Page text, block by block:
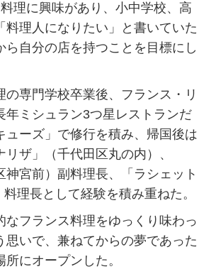
理に興味があり、小中学校、高
料理人になりたい」と書いていた
ら自分の店を持つことを目標にし
専門学校卒業後、フランス・リ
年ミシュラン3つ星レストランだ
ューズ」で修行を積み、帰国後は
リザ」（千代田区丸の内）、
神宮前）副料理長、「ラシェット
理長として経験を積み重ねた。
フランス料理をゆっくり味わっ
思いで、兼ねてからの夢であった
にオープンした。